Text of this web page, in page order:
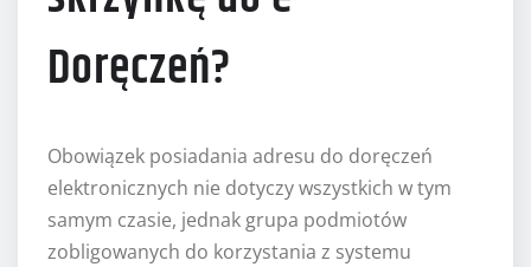
Doręczeń?
Obowiązek posiadania adresu do doręczeń
elektronicznych nie dotyczy wszystkich w tym
samym czasie, jednak grupa podmiotów
zobligowanych do korzystania z systemu